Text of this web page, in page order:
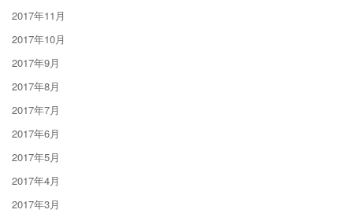
2017年11月
2017年10月
2017年9月
2017年8月
2017年7月
2017年6月
2017年5月
2017年4月
2017年3月